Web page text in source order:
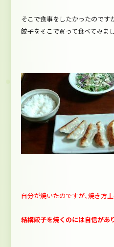
そこで食事をしたかったのです
餃子をそこで買って食べてみまし
自分が焼いたのですが、焼き方
結構餃子を焼くのには自信があり